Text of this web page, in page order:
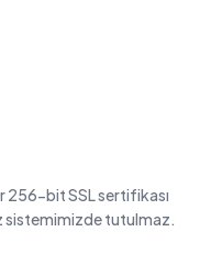
256-bit SSL sertifikası
sistemimizde tutulmaz.